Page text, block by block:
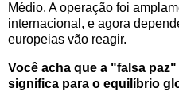
Médio. A operação foi
internacional, e agora
europeias vão reagir.
Você acha que a "falsa
significa para o equilíbrio